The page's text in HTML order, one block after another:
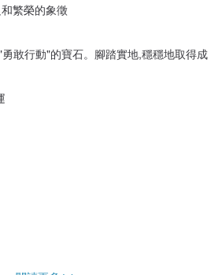
繁榮的象徵
敢行動"的寶石。腳踏實地,穩穩地取得成